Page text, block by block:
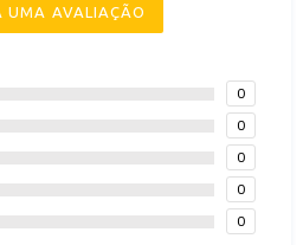
UMA AVALIAÇÃO
0
0
0
0
0